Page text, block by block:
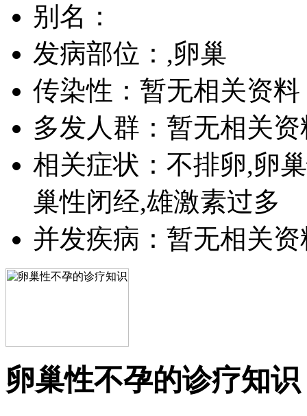
别名：
发病部位：,卵巢
传染性：暂无相关资料
多发人群：暂无相关资
相关症状：不排卵,卵
巢性闭经,雄激素过多
并发疾病：暂无相关资
卵巢性不孕的诊疗知识